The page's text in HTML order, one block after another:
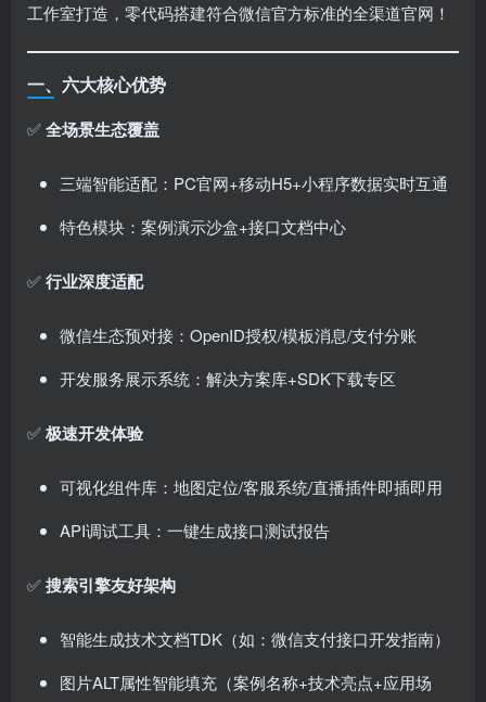
工作室打造，零代码搭建符合微信官方标准的全渠道官网！
一、六大核心优势
✅全场景生态覆盖
三端智能适配：PC官网+移动H5+小程序数据实时互通
特色模块：案例演示沙盒+接口文档中心
✅行业深度适配
微信生态预对接：OpenID授权/模板消息/支付分账
开发服务展示系统：解决方案库+SDK下载专区
✅极速开发体验
可视化组件库：地图定位/客服系统/直播插件即插即用
API调试工具：一键生成接口测试报告
✅搜索引擎友好架构
智能生成技术文档TDK（如：微信支付接口开发指南）
图片ALT属性智能填充（案例名称+技术亮点+应用场